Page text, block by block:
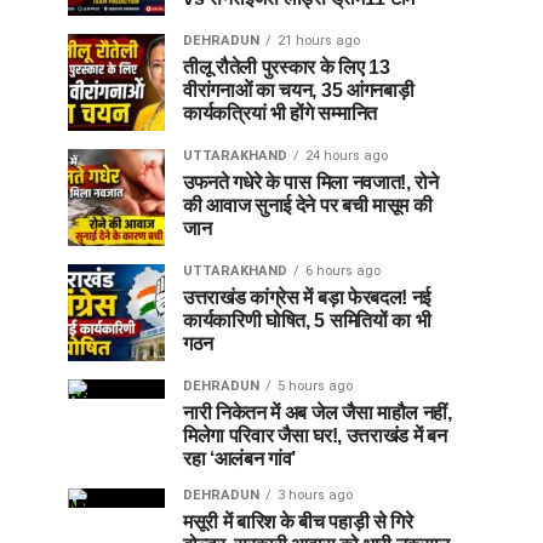
DEHRADUN 21 hours ago
तीलू रौतेली पुरस्कार के लिए 13
वीरांगनाओं का चयन, 35 आंगनबाड़ी
कार्यकत्रियां भी होंगे सम्मानित
UTTARAKHAND 24 hours ago
उफनते गधेरे के पास मिला नवजात!, रोने
की आवाज सुनाई देने पर बची मासूम की
जान
UTTARAKHAND 6 hours ago
उत्तराखंड कांग्रेस में बड़ा फेरबदल! नई
कार्यकारिणी घोषित, 5 समितियों का भी
गठन
DEHRADUN 5 hours ago
नारी निकेतन में अब जेल जैसा माहौल नहीं,
मिलेगा परिवार जैसा घर!, उत्तराखंड में बन
रहा ‘आलंबन गांव’
DEHRADUN 3 hours ago
मसूरी में बारिश के बीच पहाड़ी से गिरे